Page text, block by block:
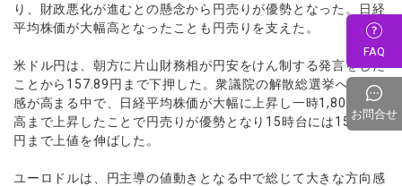
り、財政悪化が進むとの懸念から円売りが優勢となった。日経
平均株価が大幅高となったことも円売りを支えた。
米ドル円は、朝方に片山財務相が円安をけん制する発言をした
ことから157.89円まで下押した。衆議院の解散総選挙への期待
感が高まる中で、日経平均株価が大幅に上昇し一時1,800円超
高まで上昇したことで円売りが優勢となり15時台には158.97
円まで上値を伸ばした。
ユーロドルは、円主導の値動きとなる中で総じて大きな方向感
FAQ
お問合せ